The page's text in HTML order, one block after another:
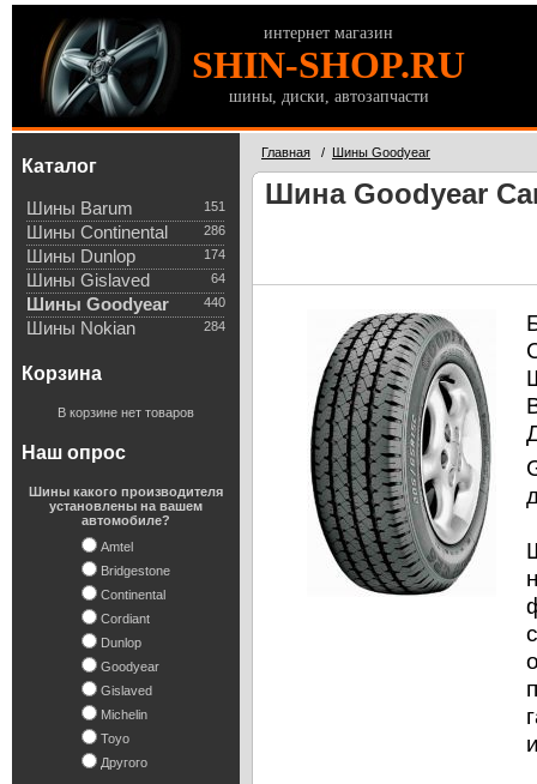
интернет магазин
SHIN-SHOP.RU
шины, диски, автозапчасти
Каталог
151
Шины Barum
286
Шины Continental
174
Шины Dunlop
64
Шины Gislaved
440
Шины Goodyear
284
Шины Nokian
Корзина
В корзине нет товаров
Наш опрос
Шины какого производителя
установлены на вашем
автомобиле?
Amtel
Bridgestone
Continental
Cordiant
Dunlop
Goodyear
Gislaved
Michelin
Toyo
Другого
Главная / Шины Goodyear
Шина Goodyear